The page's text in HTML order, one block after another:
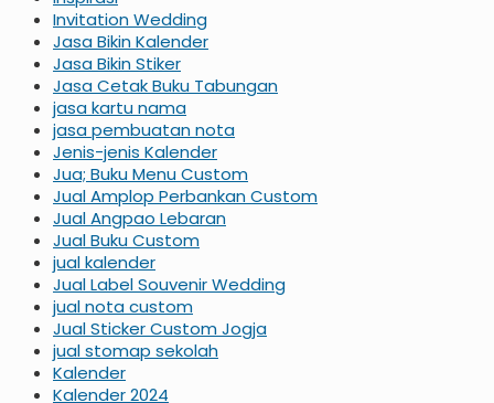
Invitation Wedding
Jasa Bikin Kalender
Jasa Bikin Stiker
Jasa Cetak Buku Tabungan
jasa kartu nama
jasa pembuatan nota
Jenis-jenis Kalender
Jua; Buku Menu Custom
Jual Amplop Perbankan Custom
Jual Angpao Lebaran
Jual Buku Custom
jual kalender
Jual Label Souvenir Wedding
jual nota custom
Jual Sticker Custom Jogja
jual stomap sekolah
Kalender
Kalender 2024